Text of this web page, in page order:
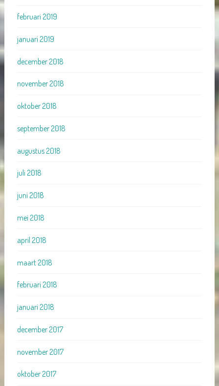
februari 2019
januari 2019
december 2018
november 2018
oktober 2018
september 2018
augustus 2018
juli 2018
juni 2018
mei 2018
april 2018
maart 2018
februari 2018
januari 2018
december 2017
november 2017
oktober 2017